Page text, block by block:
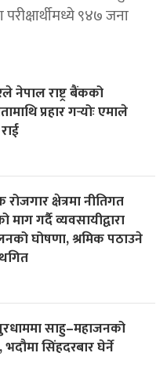
९४७ जना
नेपाल राष्ट्र बैंकको
प्रहार गर्‍योः एमाले
क्षेत्रमा नीतिगत
माग गर्दै व्यवसायीद्वारा
घोषणा, श्रमिक पठाउने
साहु–महाजनको
भदौमा सिंहदरबार घेर्ने